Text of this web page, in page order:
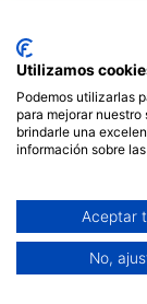
Ja
Curso
Utilizamos
Podemos utilizarlas
para mejorar
brindarle una
información sobre
Aceptar
No,